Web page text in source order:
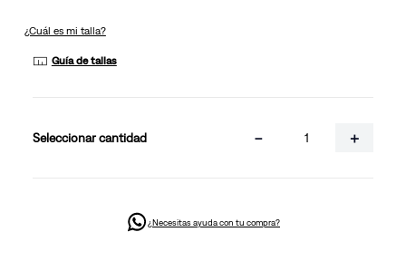
¿Cuál es mi talla?
Guía de tallas
cantidad ＋
－
¿Necesitas ayuda con tu compra?